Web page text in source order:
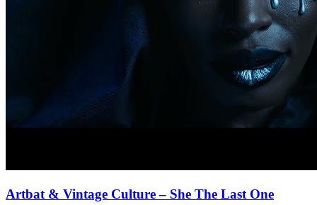
Artbat & Vintage Culture– She The Last One